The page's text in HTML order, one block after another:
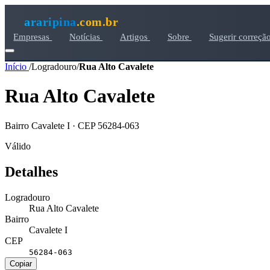
araripina.com.br
Empresas Notícias Artigos Sobre Sugerir
Início /Logradouro/Rua Alto Cavalete
Rua Alto Cavalete
Bairro Cavalete I · CEP 56284-063
Válido
Detalhes
Logradouro
Rua Alto Cavalete
Bairro
Cavalete I
CEP
56284-063
Copiar